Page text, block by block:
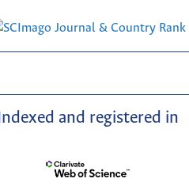
and registered in